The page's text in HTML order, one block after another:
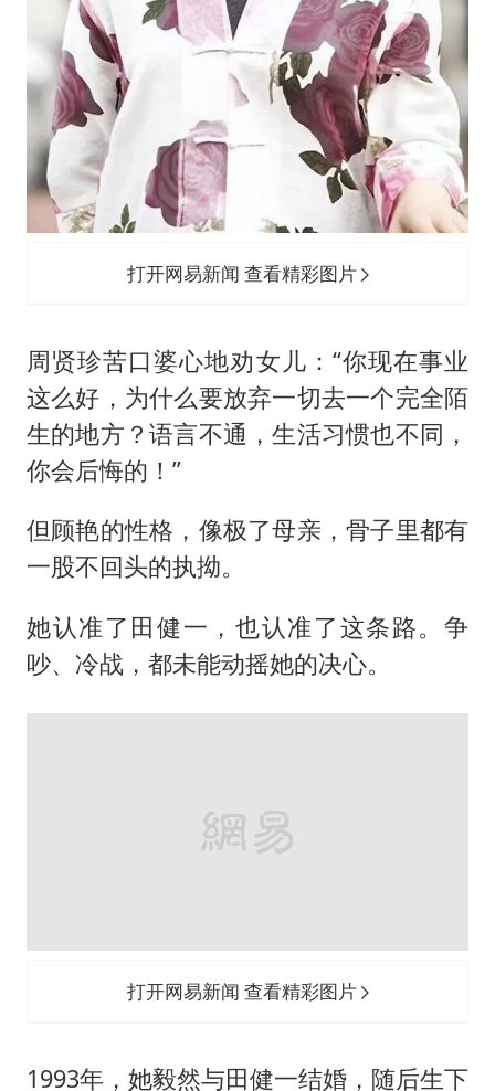
打开网易新闻 查看精彩图片
周贤珍苦口婆心地劝女儿：“你现在事业
这么好，为什么要放弃一切去一个完全陌
生的地方？语言不通，生活习惯也不同，
你会后悔的！”
但顾艳的性格，像极了母亲，骨子里都有
一股不回头的执拗。
她认准了田健一，也认准了这条路。争
吵、冷战，都未能动摇她的决心。
打开网易新闻 查看精彩图片
1993年，她毅然与田健一结婚，随后生下